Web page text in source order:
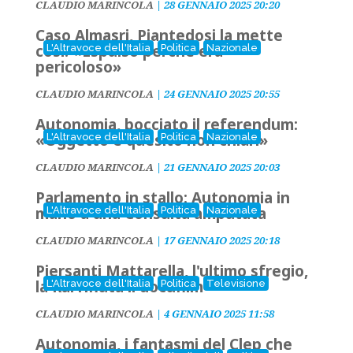
CLAUDIO MARINCOLA| 28 GENNAIO 2025 20:20
L'Altravoce dell'Italia Politica Nazionale
Caso Almasri, Piantedosi la mette
così: «Espulso perché era
pericoloso»
CLAUDIO MARINCOLA| 24 GENNAIO 2025 20:55
L'Altravoce dell'Italia Politica Nazionale
Autonomia, bocciato il referendum:
«Oggetto e quesito non chiari»
CLAUDIO MARINCOLA| 21 GENNAIO 2025 20:03
L'Altravoce dell'Italia Politica Nazionale
Parlamento in stallo: Autonomia in
mano a una Consulta amputata
CLAUDIO MARINCOLA| 17 GENNAIO 2025 20:18
L'Altravoce dell'Italia Politica Televisione
Piersanti Mattarella, l'ultimo sfregio,
la Rai rifiuta il docufilm
CLAUDIO MARINCOLA| 4 GENNAIO 2025 11:58
Autonomia, i fantasmi del Clep che